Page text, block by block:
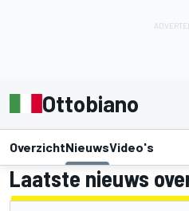
Ottobiano
OverzichtNieuwsVideo's
Laatste nieuws